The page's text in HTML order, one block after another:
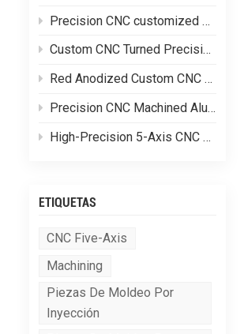
Precision CNC customized processing of aluminum alloy parts
Custom CNC Turned Precision Brass Machining Components
Red Anodized Custom CNC Machined Aluminum Structural Components
Precision CNC Machined Aluminum Hydraulic Valve Blocks for Fluid Control Systems
High-Precision 5-Axis CNC Machined Complex Aluminum Alloy Equipment Frames
ETIQUETAS
CNC Five-Axis
Machining
Piezas De Moldeo Por
Inyección